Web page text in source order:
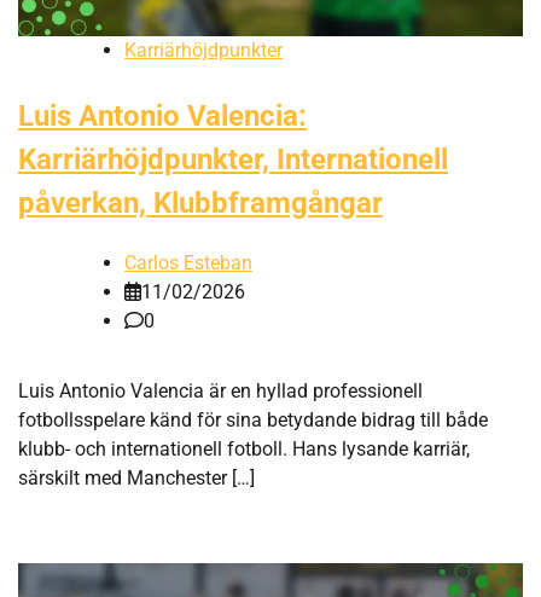
Karriärhöjdpunkter
Luis Antonio Valencia:
Karriärhöjdpunkter, Internationell
påverkan, Klubbframgångar
Carlos Esteban
11/02/2026
0
Luis Antonio Valencia är en hyllad professionell
fotbollsspelare känd för sina betydande bidrag till både
klubb- och internationell fotboll. Hans lysande karriär,
särskilt med Manchester […]